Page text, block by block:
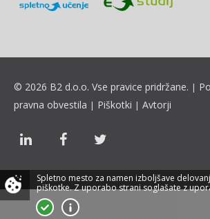
© 2026 B2 d.o.o. Vse pravice pridržane. |
pravna obvestila | Piškotki | Avtorji
Spletno mesto za namen izboljšave
piškotke.Z uporabo strani soglašate z